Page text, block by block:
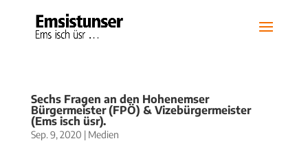
Sechs Fragen an den Hohenemser
Bürgermeister (FPÖ) & Vizebürgermeister
(Ems isch üsr).
Sep. 9, 2020 | Medien